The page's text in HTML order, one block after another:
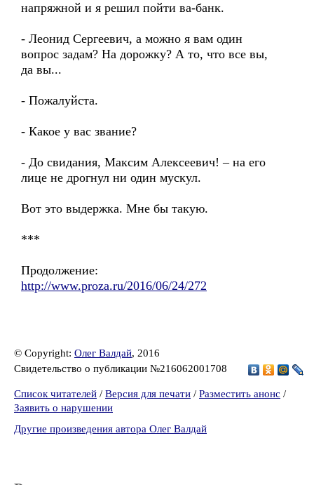
напряжной и я решил пойти ва-банк.
- Леонид Сергеевич, а можно я вам один
вопрос задам? На дорожку? А то, что все вы,
да вы...
- Пожалуйста.
- Какое у вас звание?
- До свидания, Максим Алексеевич! – на его
лице не дрогнул ни один мускул.
Вот это выдержка. Мне бы такую.
***
Продолжение:
http://www.proza.ru/2016/06/24/272
© Copyright: Олег Валдай, 2016
Свидетельство о публикации №216062001708
Список читателей / Версия для печати / Разместить анонс /
Заявить о нарушении
Другие произведения автора Олег Валдай